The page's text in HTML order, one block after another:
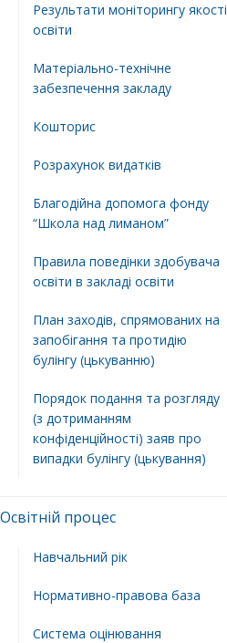
Результати моніторингу якості
освіти
Матеріально-технічне
забезпечення закладу
Кошторис
Розрахунок видатків
Благодійна допомога фонду
“Школа над лиманом”
Правила поведінки здобувача
освіти в закладі освіти
План заходів, спрямованих на
запобігання та протидію
булінгу (цькуванню)
Порядок подання та розгляду
(з дотриманням
конфіденційності) заяв про
випадки булінгу (цькування)
Освітній процес
Навчальний рік
Нормативно-правова база
Система оцінювання